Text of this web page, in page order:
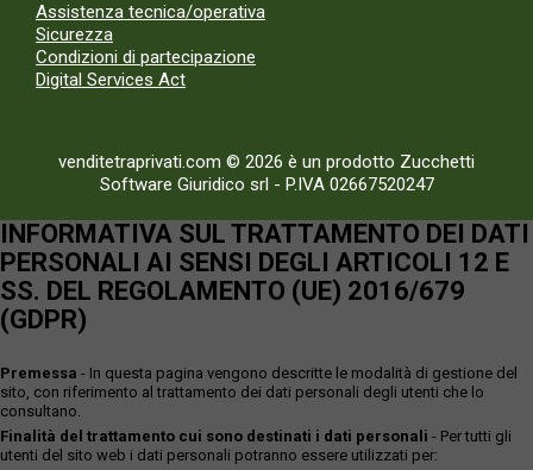
Assistenza tecnica/operativa
Sicurezza
Condizioni di partecipazione
Digital Services Act
venditetraprivati.com © 2026 è un prodotto Zucchetti
Software Giuridico srl - P.IVA 02667520247
INFORMATIVA SUL TRATTAMENTO DEI DATI
PERSONALI AI SENSI DEGLI ARTICOLI 12 E
SS. DEL REGOLAMENTO (UE) 2016/679
(GDPR)
Premessa - In questa pagina vengono descritte le modalità di gestione del
sito, con riferimento al trattamento dei dati personali degli utenti che lo
consultano.
Finalità del trattamento cui sono destinati i dati personali - Per tutti gli
utenti del sito web i dati personali potranno essere utilizzati per: